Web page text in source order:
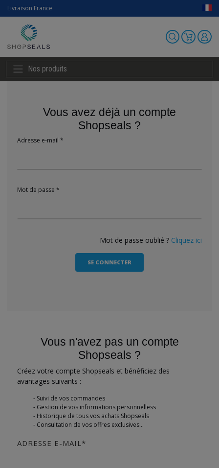
Livraison France
Nos produits
Vous avez déjà un compte
Shopseals ?
Adresse e-mail *
Mot de passe *
Mot de passe oublié ? Cliquez ici
SE CONNECTER
Vous n'avez pas un compte
Shopseals ?
Créez votre compte Shopseals et bénéficiez des
avantages suivants :
Suivi de vos commandes
Gestion de vos informations personnelless
Historique de tous vos achats Shopseals
Consultation de vos offres exclusives...
ADRESSE E-MAIL*